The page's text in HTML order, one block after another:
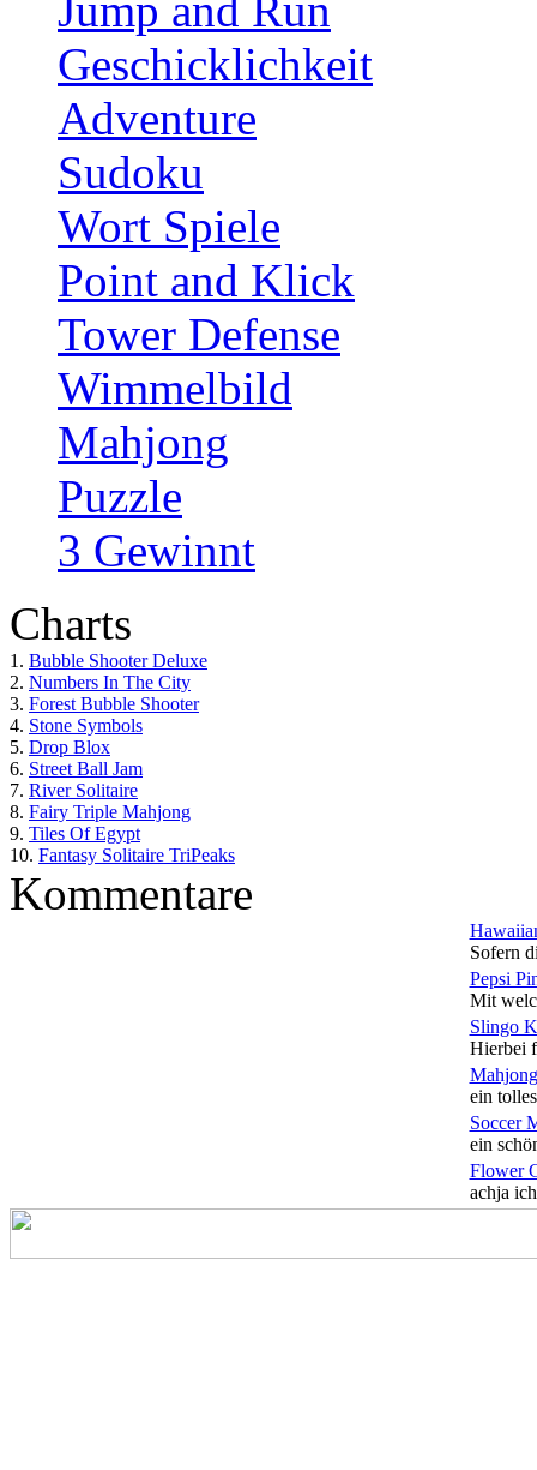
Geschicklichkeit
Adventure
Sudoku
Wort Spiele
Point and Klick
Tower Defense
Wimmelbild
Mahjong
Puzzle
3 Gewinnt
Charts
1. Bubble Shooter Deluxe
2. Numbers In The City
3. Forest Bubble Shooter
4. Stone Symbols
5. Drop Blox
6. Street Ball Jam
7. River Solitaire
8. Fairy Triple Mahjong
9. Tiles Of Egypt
10. Fantasy Solitaire TriPeaks
Kommentare
Sofern
Pepsi
Mit
Slingo
Hierbei
ein
Soccer
ein
Flower
achja